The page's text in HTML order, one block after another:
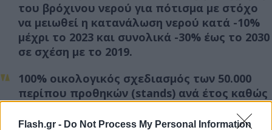
Flash.gr - Do Not Process My Personal Information
του βρόχινου νερού για πότισμα με στόχο
να μειωθεί η κατανάλωση νερού κατά -10%
μέχρι το 2023 και συνολικά -30% έως το 2030
σε σχέση με το 2019.
100% οικολογικός σχεδιασμός των 50.000
περίπου προθηκών (stands) ανά έτος καθώς
πιστοποιημένο χαρτί και ξύλο με FSC ή PEFC